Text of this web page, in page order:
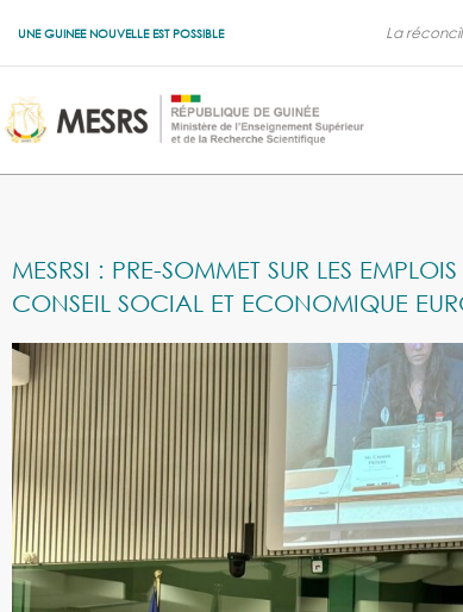
UNE GUINEE NOUVELLE EST POSSIBLE La
MESRSI : PRE-SOMMET SUR LES
CONSEIL SOCIAL ET ECONOMIQUE